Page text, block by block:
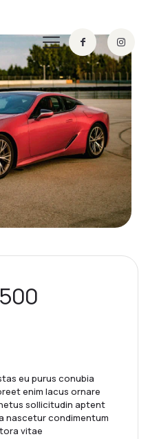
eu purus conubia
enim lacus ornare
sollicitudin aptent
nascetur condimentum
vitae